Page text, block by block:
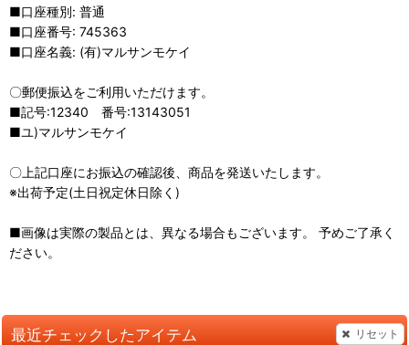
■口座種別: 普通
■口座番号: 745363
■口座名義: (有)マルサンモケイ
〇郵便振込をご利用いただけます。
■記号:12340 番号:13143051
■ユ)マルサンモケイ
〇上記口座にお振込の確認後、商品を発送いたします。
※出荷予定(土日祝定休日除く)
■画像は実際の製品とは、異なる場合もございます。 予めご了承く
ださい。
最近チェックしたアイテム リセット